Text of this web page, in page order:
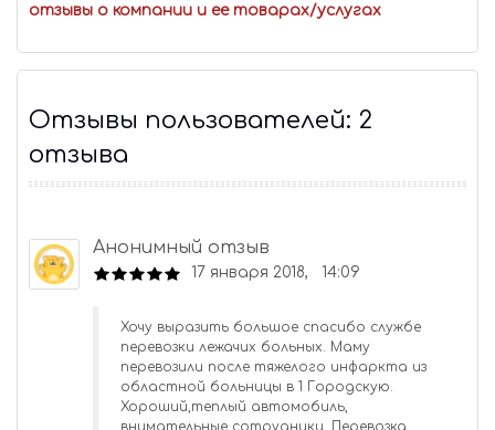
отзывы о компании и ее товарах/услугах
Отзывы пользователей: 2
отзыва
Анонимный отзыв
17 января 2018, 14:09
Хочу выразить большое спасибо службе
перевозки лежачих больных. Маму
перевозили после тяжелого инфаркта из
областной больницы в 1 Городскую.
Хороший,теплый автомобиль,
внимательные сотрудники. Перевозка